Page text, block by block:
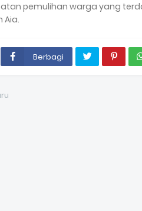
pemulihan warga yang
Aia.
Berbagi